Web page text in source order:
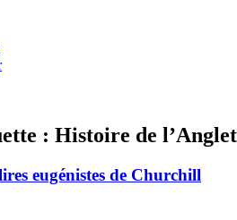
: Histoire de
eugénistes de Churchill